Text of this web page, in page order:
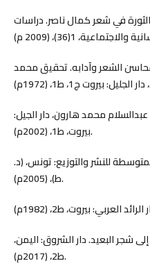
في شعر كمال ناصر. دراسات
الشعر وآدابه. تحقيق محمد
مقاييس اللغة. مج4، تح: عبدالسلام محمد هارون، دار الجيل:
بيروت، ط1، (2002م).
العرب. مج1، الدار المتوسطة للنشر والتوزيع: تونس، (د.
ط)، (2005م).
شجر البعيد. دار الشروق: اليمن،
ط2، (2017م).